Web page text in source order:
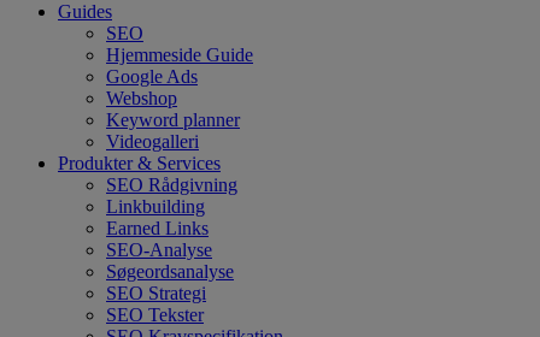
Guides
SEO
Hjemmeside Guide
Google Ads
Webshop
Keyword planner
Videogalleri
Produkter & Services
SEO Rådgivning
Linkbuilding
Earned Links
SEO-Analyse
Søgeordsanalyse
SEO Strategi
SEO Tekster